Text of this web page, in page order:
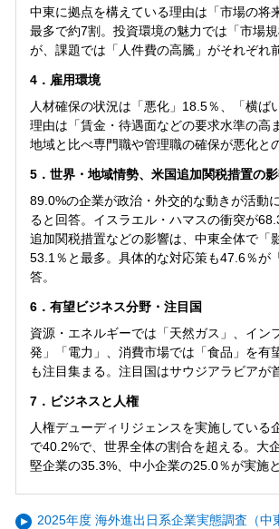
中東に拠点を構えている理由は「市場の将
最多で約7割。投資環境の魅力では「市場規
が、課題では「人件費の高騰」がそれぞれ
4．雇用環境
人材確保の状況は「悪化」18.5％、「横ば
理由は「賃金・待遇面などの要求水準の高
地域と比べ専門職や管理職の確保が悪化と
5．世界・地域情勢、米国追加関税措置の
89.0%の企業が政治・外交的な動きが活動
ると回答。イスラエル・ハマスの衝突が
追加関税措置などの影響は、中東全体で「
53.1％と最多。具体的な対応策も47.6％が
答。
6．有望ビジネス分野・注目国
資源・エネルギーでは「天然ガス」、イン
発」「電力」、消費市場では「食品」を有
も注目集まる。注目国はサウジアラビアが
7．ビジネスと人権
人権デューディリジェンスを実施している
で40.2%で、世界全体の割合を超える。大
堅企業の35.3%、中小企業の25.0％が実施と
2025年度 海外進出日系企業実態調査（中